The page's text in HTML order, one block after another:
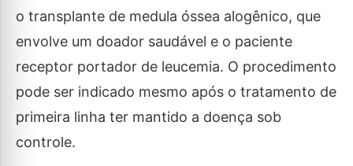
o transplante de medula óssea alogênico, que
envolve um doador saudável e o paciente
receptor portador de leucemia. O procedimento
pode ser indicado mesmo após o tratamento de
primeira linha ter mantido a doença sob
controle.